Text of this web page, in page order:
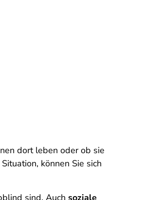
dort leben oder ob sie
können Sie sich
sind. Auch soziale